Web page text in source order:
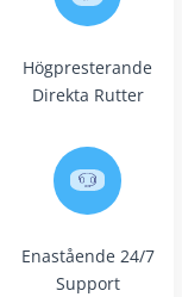
Högpresterande
Direkta Rutter
Enastående 24/7
Support